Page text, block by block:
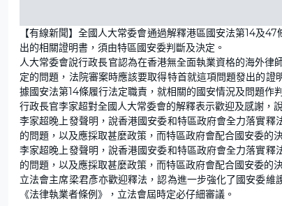
【有線新聞】全國人大常委會通過解釋港區國安法第14及
出的相關證明書，須由特區國安委判斷及決定。
人大常委會說行政長官認為在香港無全面執業資格的海外
定的問題，法院審案時應該要取得特首就這項問題發出的
據國安法第14條履行法定職責，就相關的國安情況及問題作
行政長官李家超對全國人大常委會的解釋表示歡迎及感謝，
李家超晚上發聲明，說香港國安委和特區政府會全力落實
的問題，以及應採取甚麼政策，而特區政府會配合國安委的
李家超晚上發聲明，說香港國安委和特區政府會全力落實
的問題，以及應採取甚麼政策，而特區政府會配合國安委的
立法會主席梁君彥亦歡迎釋法，認為進一步強化了國安委
《法律執業者條例》，立法會屆時定必仔細審議。